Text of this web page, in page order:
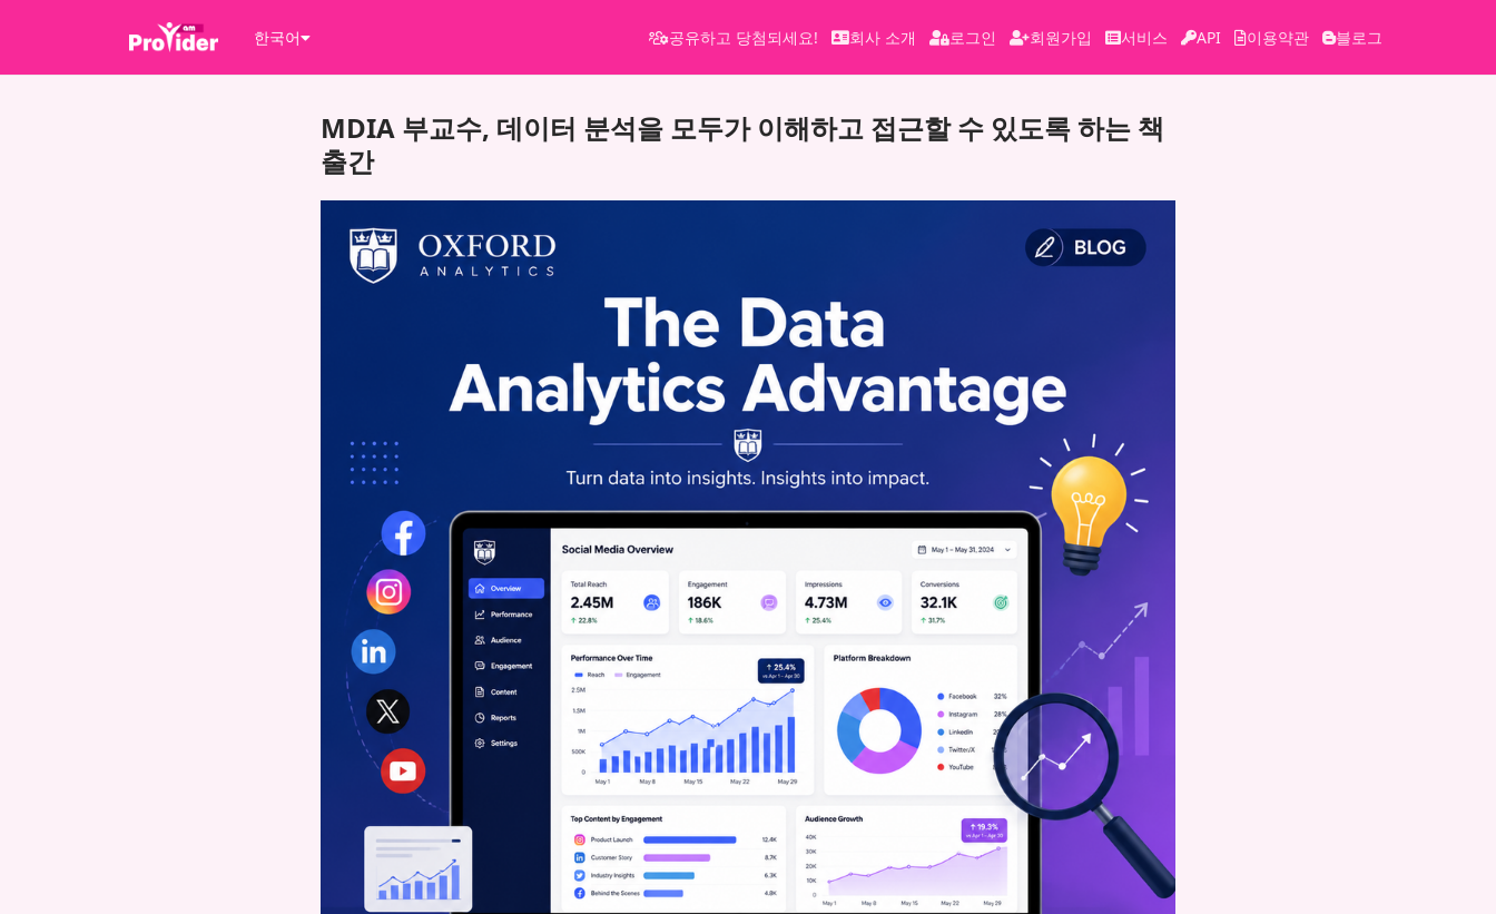
한국어 공유하고 당첨되세요! 회사 소개 로그인 회원가입 서비스 API 이용약관 블로그
MDIA 부교수, 데이터 분석을 모두가 이해하고 접근할 수 있도록 하는 책
출간